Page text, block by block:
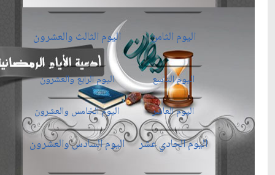
اليوم الثامن اليوم الثالث والعشرون
اليوم التاسع
اليوم الرابع والعشرون
اليوم العاشر
اليوم الخامس والعشرون
اليوم الحادي عشر اليوم السادس والعشرون